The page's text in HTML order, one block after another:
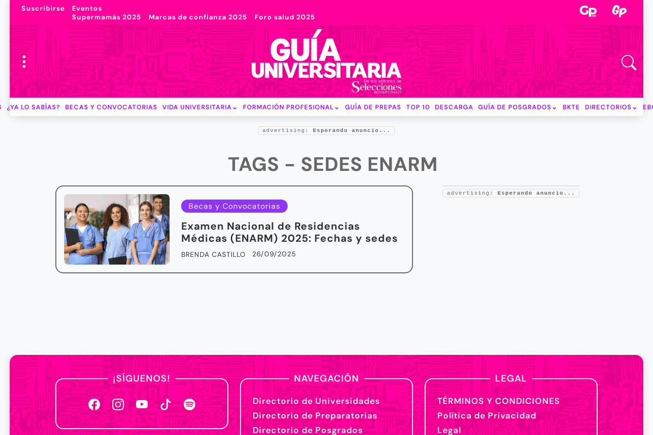
Suscribirse
Eventos
Supermamás 2025
Marcas de confianza 2025 Foro salud 2025
¿YA LO SABÍAS? BECAS Y CONVOCATORIAS VIDA UNIVERSITARIA FORMACIÓN PROFESIONAL GUÍA DE PREPAS TOP 10 DESCARGA GUÍA DE POSGRADOS BKTE DIRECTORIOS
advertising: Esperando anuncio...
TAGS - SEDES ENARM
Becas y Convocatorias
Examen Nacional de Residencias
Médicas (ENARM) 2025: Fechas y sedes
BRENDA CASTILLO 26/09/2025
advertising: Esperando anuncio...
¡SÍGUENOS! NAVEGACIÓN
Directorio de Universidades
Directorio de Preparatorias
Directorio de Posgrados
LEGAL
TÉRMINOS Y CONDICIONES
Política de Privacidad
Legal